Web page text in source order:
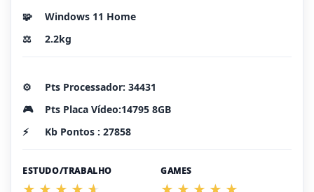
🧩
Windows 11 Home
⚖️
2.2kg
⚙️
Pts Processador: 34431
🎮
Pts Placa Vídeo:14795 8GB
⚡
Kb Pontos : 27858
ESTUDO/TRABALHO GAMES